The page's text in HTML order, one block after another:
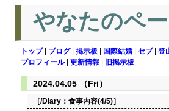
やなたのペ
トップ| ブログ| 掲示板 国際結婚 セブ| 登
プロフィール| 更新情報 旧掲示板
2024.04.05 （Fri）
［/Diary： 食事内容(4/5)］